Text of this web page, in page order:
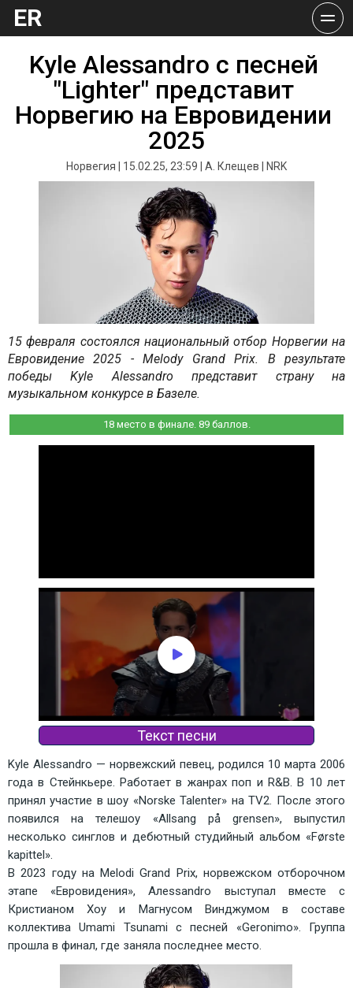
ER
Kyle Alessandro с песней
"Lighter" представит
Норвегию на Евровидении
2025
Норвегия | 15.02.25, 23:59 | А. Клещев | NRK
15 февраля состоялся национальный отбор Норвегии на
Евровидение 2025 - Melody Grand Prix. В результате
победы Kyle Alessandro представит страну на
музыкальном конкурсе в Базеле.
18 место в финале. 89 баллов.
Текст песни
Kyle Alessandro — норвежский певец, родился 10 марта 2006
года в Стейнкьере. Работает в жанрах поп и R&B. В 10 лет
принял участие в шоу «Norske Talenter» на TV2. После этого
появился на телешоу «Allsang på grensen», выпустил
несколько синглов и дебютный студийный альбом «Første
kapittel».
В 2023 году на Melodi Grand Prix, норвежском отборочном
этапе «Евровидения», Алessandro выступал вместе с
Кристианом Хоу и Магнусом Винджумом в составе
коллектива Umami Tsunami с песней «Geronimo». Группа
прошла в финал, где заняла последнее место.